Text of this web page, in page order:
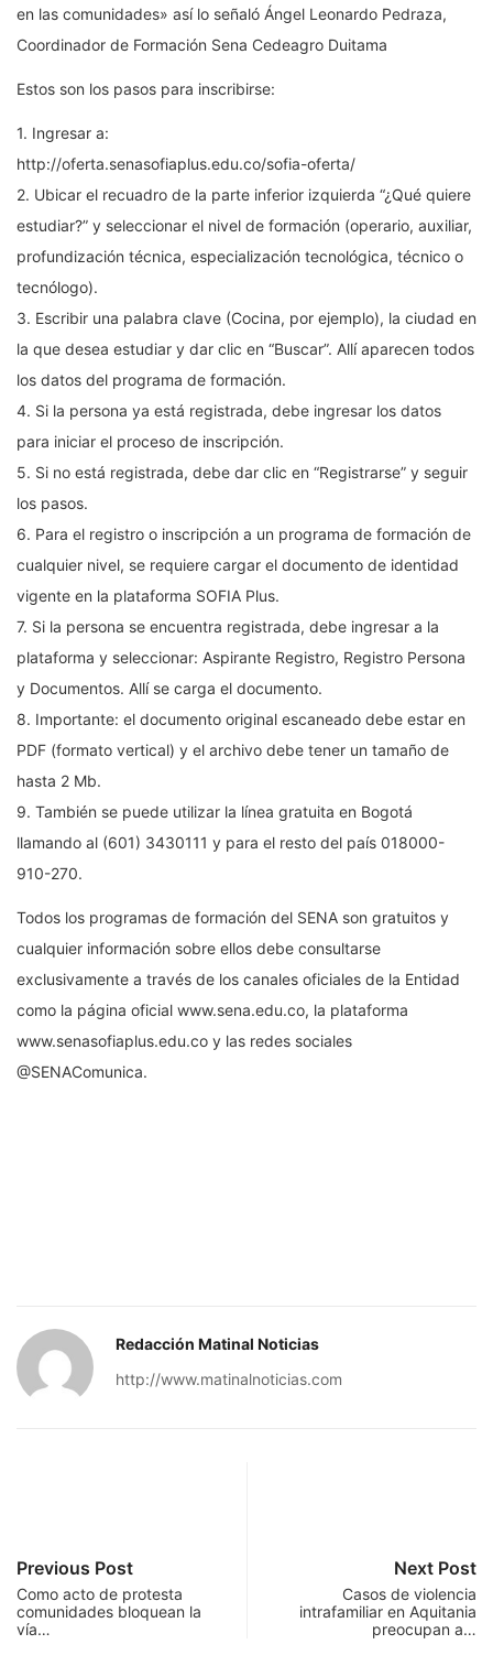
en las comunidades» así lo señaló Ángel Leonardo Pedraza,
Coordinador de Formación Sena Cedeagro Duitama
Estos son los pasos para inscribirse:
1. Ingresar a:
http://oferta.senasofiaplus.edu.co/sofia-oferta/
2. Ubicar el recuadro de la parte inferior izquierda “¿Qué quiere
estudiar?” y seleccionar el nivel de formación (operario, auxiliar,
profundización técnica, especialización tecnológica, técnico o
tecnólogo).
3. Escribir una palabra clave (Cocina, por ejemplo), la ciudad en
la que desea estudiar y dar clic en “Buscar”. Allí aparecen todos
los datos del programa de formación.
4. Si la persona ya está registrada, debe ingresar los datos
para iniciar el proceso de inscripción.
5. Si no está registrada, debe dar clic en “Registrarse” y seguir
los pasos.
6. Para el registro o inscripción a un programa de formación de
cualquier nivel, se requiere cargar el documento de identidad
vigente en la plataforma SOFIA Plus.
7. Si la persona se encuentra registrada, debe ingresar a la
plataforma y seleccionar: Aspirante Registro, Registro Persona
y Documentos. Allí se carga el documento.
8. Importante: el documento original escaneado debe estar en
PDF (formato vertical) y el archivo debe tener un tamaño de
hasta 2 Mb.
9. También se puede utilizar la línea gratuita en Bogotá
llamando al (601) 3430111 y para el resto del país 018000-
910-270.
Todos los programas de formación del SENA son gratuitos y
cualquier información sobre ellos debe consultarse
exclusivamente a través de los canales oficiales de la Entidad
como la página oficial www.sena.edu.co, la plataforma
www.senasofiaplus.edu.co y las redes sociales
@SENAComunica.
Redacción Matinal Noticias
http://www.matinalnoticias.com
Previous Post
Como acto de protesta
comunidades bloquean la
vía…
Next Post
Casos de violencia
intrafamiliar en Aquitania
preocupan a…